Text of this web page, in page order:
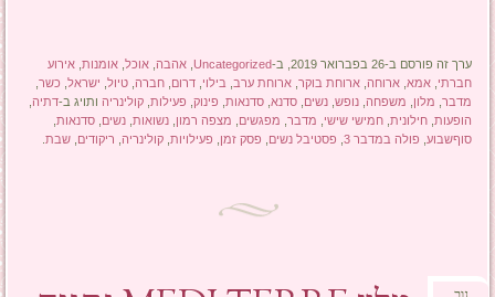
ערך זה פורסם ב-26 בפברואר 2019, ב- Uncategorized
,אהבה ,אוכל ,אומנות ,אירוע
חברתי ,אמא ,ארוחה ,ארוחת בוקר ,ארוחת ערב בילוי ,דרום ,חברה ,טיול ישראל כשר
מדבר מלון משפחה ,נופש ,נשים ,סדנא ,סדנאות פינוק פעילות ,קולינריה ותויג ב-דתיה
הופעות ,חילונית ,חמישי שישי מדבר מפגשים מצפה רמון ,נשואות ,נשים ,סדנאות
סוףשבוע פולה במדבר 3 פסטיבל נשים פסק זמן פעילויות ,קולינריה ריקודים ,שבת